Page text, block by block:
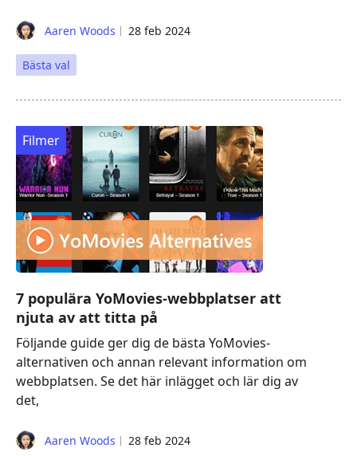
Aaren Woods 28 feb 2024
Bästa val
Filmer
7 populära YoMovies-webbplatser att
njuta av att titta på
Följande guide ger dig de bästa YoMovies-
alternativen och annan relevant information om
webbplatsen. Se det här inlägget och lär dig av
det,
Aaren Woods 28 feb 2024